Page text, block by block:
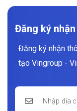
giải pháp phòng
Đăng ký
Đăng ký nhận
tạo Vingroup -